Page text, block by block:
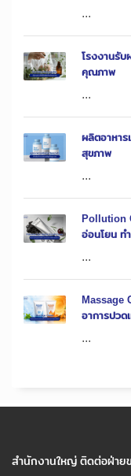
...
โรงงานรับ
คุณภาพ
...
ผลิตอาหาร
สุขภาพ
...
Pollution
อ่อนโยน ท
...
Massage
อาการปวด
...
สำนักงานใหญ่ ติดต่อฝ่าย